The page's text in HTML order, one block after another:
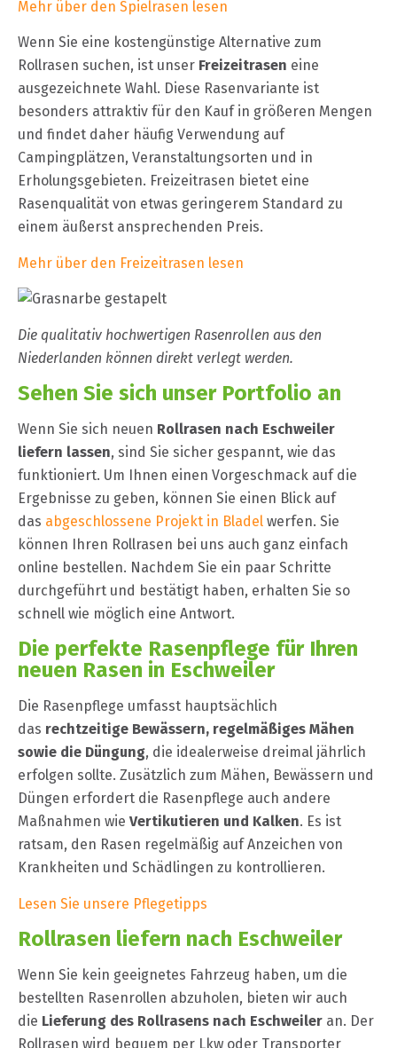
Mehr über den Spielrasen lesen
Wenn Sie eine kostengünstige Alternative zum
Rollrasen suchen, ist unser Freizeitrasen eine
ausgezeichnete Wahl. Diese Rasenvariante ist
besonders attraktiv für den Kauf in größeren Mengen
und findet daher häufig Verwendung auf
Campingplätzen, Veranstaltungsorten und in
Erholungsgebieten. Freizeitrasen bietet eine
Rasenqualität von etwas geringerem Standard zu
einem äußerst ansprechenden Preis.
Mehr über den Freizeitrasen lesen
Die qualitativ hochwertigen Rasenrollen aus den
Niederlanden können direkt verlegt werden.
Sehen Sie sich unser Portfolio an
Wenn Sie sich neuen Rollrasen nach Eschweiler
liefern lassen, sind Sie sicher gespannt, wie das
funktioniert. Um Ihnen einen Vorgeschmack auf die
Ergebnisse zu geben, können Sie einen Blick auf
das abgeschlossene Projekt in Bladel werfen. Sie
können Ihren Rollrasen bei uns auch ganz einfach
online bestellen. Nachdem Sie ein paar Schritte
durchgeführt und bestätigt haben, erhalten Sie so
schnell wie möglich eine Antwort.
Die perfekte Rasenpflege für Ihren
neuen Rasen in Eschweiler
Die Rasenpflege umfasst hauptsächlich
das rechtzeitige Bewässern, regelmäßiges Mähen
sowie die Düngung, die idealerweise dreimal jährlich
erfolgen sollte. Zusätzlich zum Mähen, Bewässern und
Düngen erfordert die Rasenpflege auch andere
Maßnahmen wie Vertikutieren und Kalken. Es ist
ratsam, den Rasen regelmäßig auf Anzeichen von
Krankheiten und Schädlingen zu kontrollieren.
Lesen Sie unsere Pflegetipps
Rollrasen liefern nach Eschweiler
Wenn Sie kein geeignetes Fahrzeug haben, um die
bestellten Rasenrollen abzuholen, bieten wir auch
die Lieferung des Rollrasens nach Eschweiler an. Der
Rollrasen wird bequem per Lkw oder Transporter